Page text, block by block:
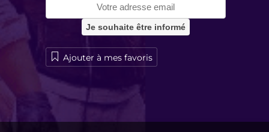
Ajouter à mes favoris